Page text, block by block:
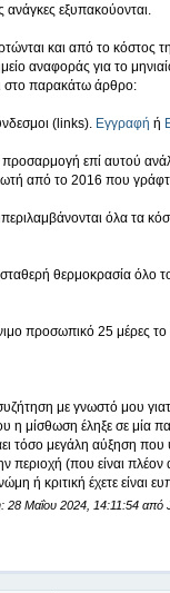
ανάγκες εξυπακούονται.
και από το κόστος
αναφοράς για το
στο παρακάτω άρθρο:
(links). Εγγραφή ή
προσαρμογή επί αυτού
από το 2016 που
όλα τα
θερμοκρασία όλο
προσωπικό 25 μέρες
με γνωστό μου
η μίσθωση έληξε σε μία
τόσο μεγάλη αύξηση που
περιοχή (που είναι
ή κριτική έχετε είναι
28 Μαΐου 2024, 14:11:54